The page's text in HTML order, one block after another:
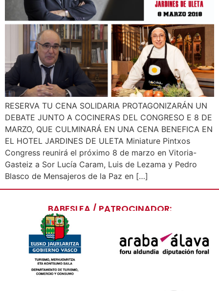
RESERVA TU CENA SOLIDARIA PROTAGONIZARÁN UN
DEBATE JUNTO A COCINERAS DEL CONGRESO E 8 DE
MARZO, QUE CULMINARÁ EN UNA CENA BENEFICA EN
EL HOTEL JARDINES DE ULETA Miniature Pintxos
Congress reunirá el próximo 8 de marzo en Vitoria-
Gasteiz a Sor Lucía Caram, Luis de Lezama y Pedro
Blasco de Mensajeros de la Paz en […]
BABESLEA / PATROCINADOR: